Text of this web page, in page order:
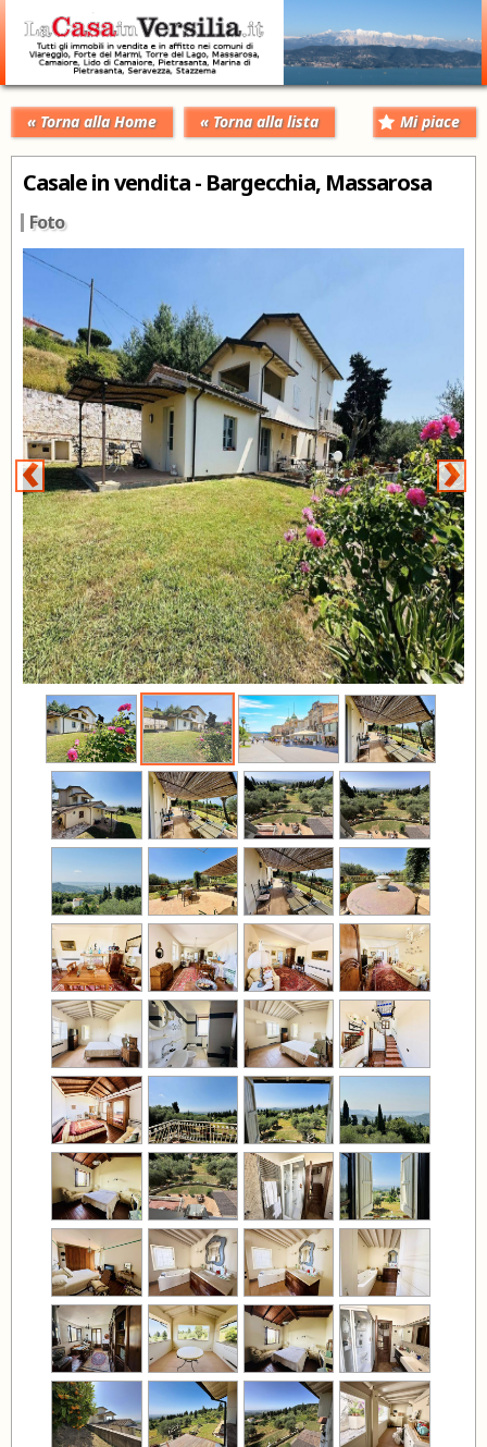
« Torna alla Home « Torna alla lista Mi piace
Casale in vendita - Bargecchia, Massarosa
Foto
‹ ›